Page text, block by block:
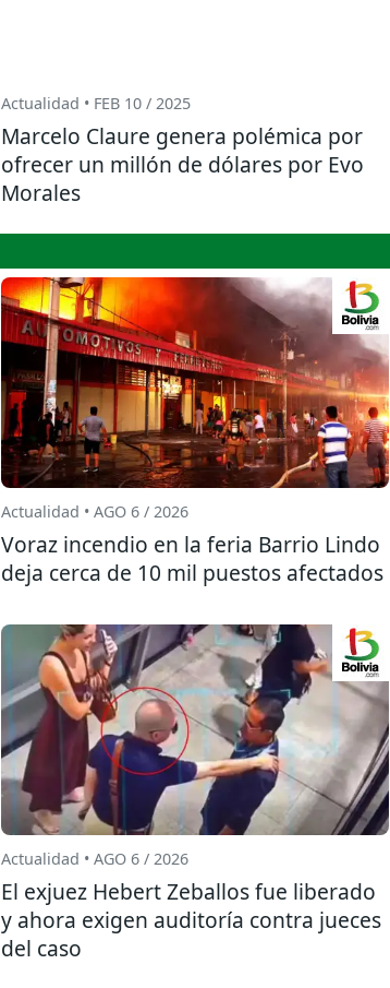
Actualidad • FEB 10 / 2025
Marcelo Claure genera polémica por
ofrecer un millón de dólares por Evo
Morales
Actualidad • AGO 6 / 2026
Voraz incendio en la feria Barrio Lindo
deja cerca de 10 mil puestos afectados
Actualidad • AGO 6 / 2026
El exjuez Hebert Zeballos fue liberado
y ahora exigen auditoría contra jueces
del caso